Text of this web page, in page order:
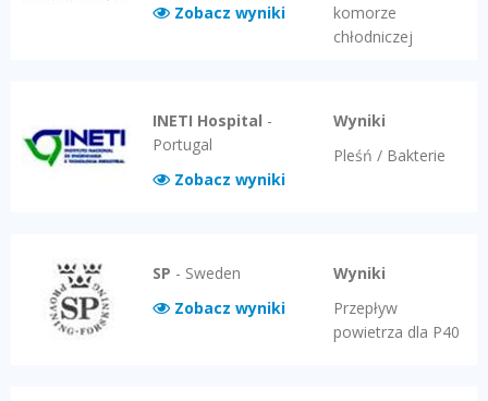
Zobacz wyniki
komorze
chłodniczej
INETI Hospital -
Portugal
Zobacz wyniki
Wyniki
Pleśń / Bakterie
SP - Sweden
Zobacz wyniki
Wyniki
Przepływ
powietrza dla P40